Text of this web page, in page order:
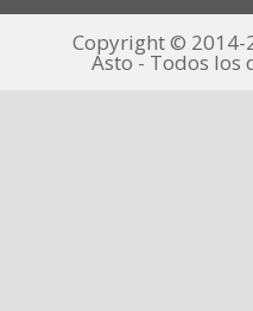
Copyright © 2014-
Asto - Todos los